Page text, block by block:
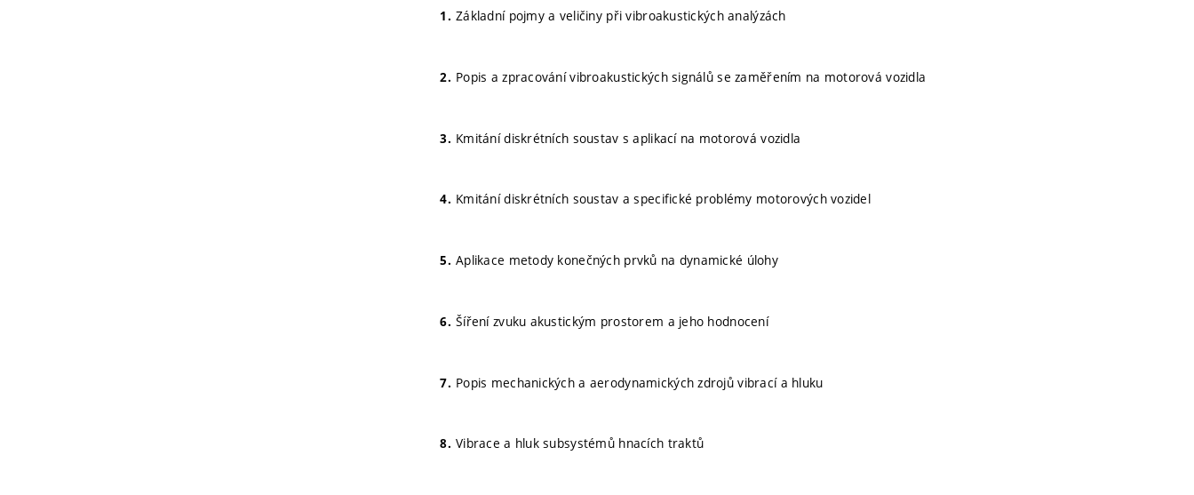
Základní pojmy a veličiny při vibroakustických analýzách
Popis a zpracování vibroakustických signálů se zaměřením na motorová vozidla
Kmitání diskrétních soustav s aplikací na motorová vozidla
Kmitání diskrétních soustav a specifické problémy motorových vozidel
Aplikace metody konečných prvků na dynamické úlohy
Šíření zvuku akustickým prostorem a jeho hodnocení
Popis mechanických a aerodynamických zdrojů vibrací a hluku
Vibrace a hluk subsystémů hnacích traktů